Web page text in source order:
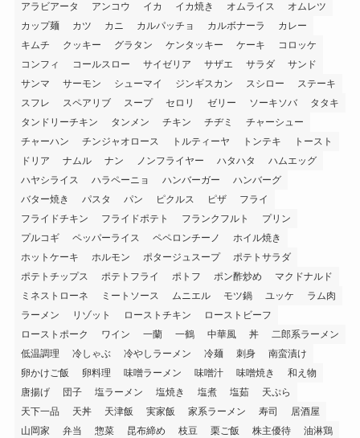
アラビアータ
アンコウ イカ イカ焼き オムライス
オムレツ
カップ麺
カツ カニ カルパッチョ カルボナーラ
カレー
キムチ
クッキー グラタン ケンタッキー ケーキ
コロッケ
コンフィ
コールスロー サイゼリア サザエ サラダ
サンド
サンマ
サーモン シューマイ ジンギスカン スシロー
ステーキ
スフレ
スペアリブ スープ セロリ ゼリー ソーキソバ
タタキ
タンドリーチキン
タンメン チキン チヂミ
チャーシュー
チャーハン
チンジャオロース トルティーヤ トンテキ
トースト
ドリア
ナムル ナン ノンフライヤー ハタハタ
ハムエッグ
ハヤシライス
ハラペーニョ ハンバーガー
ハンバーグ
バター焼き
パスタ パン ピクルス ピザ
フライ
フライドチキン
フライドポテト フランクフルト
プリン
プルコギ
ペッパーライス ペペロンチーノ
ホイル焼き
ホットケーキ
ホルモン ポタージュスープ
ポテトサラダ
ポテトチップス
ポテトフライ ポトフ ポン酢炒め
マクドナルド
ミネストローネ
ミートソース ムニエル モツ鍋 ユッケ
ラム肉
ラーメン
リゾット ローストチキン
ローストビーフ
ローストポーク
ワイン 一蘭 一鶴 中華風 丼
二郎系ラーメン
低温調理
冷しゃぶ 冷やしラーメン 冷麺 刺身
南蛮漬け
卵かけご飯
卵料理 味噌ラーメン 味噌汁 味噌焼き
和え物
唐揚げ
団子 塩ラーメン 塩焼き 塩煮 塩茹
天ぷら
天下一品
天丼 天津飯 実家飯 家系ラーメン 寿司
居酒屋
山岡家
弁当 惣菜 昆布締め 枝豆 栗ご飯 株主優待
油淋鶏